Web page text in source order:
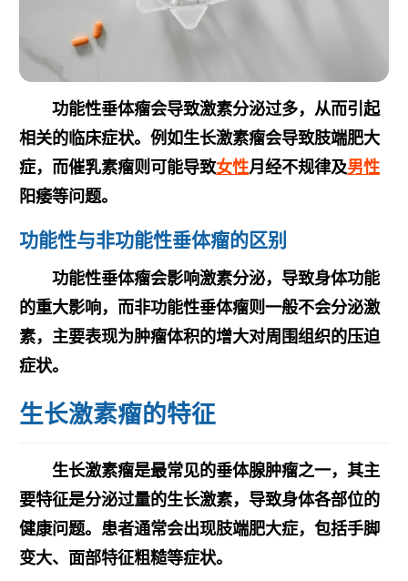
功能性垂体瘤会导致激素分泌过多，从而引起
相关的临床症状。例如生长激素瘤会导致肢端肥大
症，而催乳素瘤则可能导致女性月经不规律及男性
阳痿等问题。
功能性与非功能性垂体瘤的区别
功能性垂体瘤会影响激素分泌，导致身体功能
的重大影响，而非功能性垂体瘤则一般不会分泌激
素，主要表现为肿瘤体积的增大对周围组织的压迫
症状。
生长激素瘤的特征
生长激素瘤是最常见的垂体腺肿瘤之一，其主
要特征是分泌过量的生长激素，导致身体各部位的
健康问题。患者通常会出现肢端肥大症，包括手脚
变大、面部特征粗糙等症状。